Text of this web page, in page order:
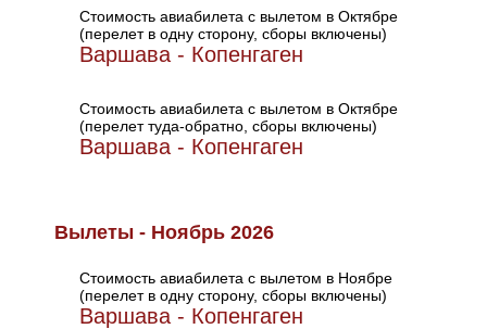
Стоимость авиабилета с вылетом в Октябре
(перелет в одну сторону, сборы включены)
Варшава - Копенгаген
Стоимость авиабилета с вылетом в Октябре
(перелет туда-обратно, сборы включены)
Варшава - Копенгаген
Вылеты - Ноябрь 2026
Стоимость авиабилета с вылетом в Ноябре
(перелет в одну сторону, сборы включены)
Варшава - Копенгаген